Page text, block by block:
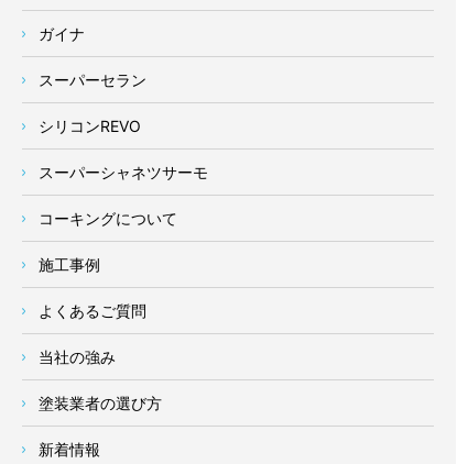
ガイナ
スーパーセラン
シリコンREVO
スーパーシャネツサーモ
コーキングについて
施工事例
よくあるご質問
当社の強み
塗装業者の選び方
新着情報